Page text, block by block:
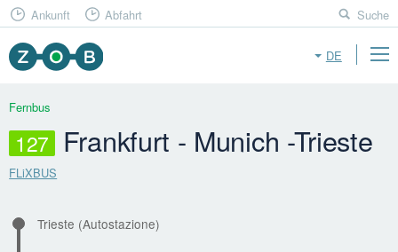
DE
Ankunft Abfahrt Suche
Fernbus
127 Frankfurt - Munich -Trieste
FLiXBUS
Trieste (Autostazione)